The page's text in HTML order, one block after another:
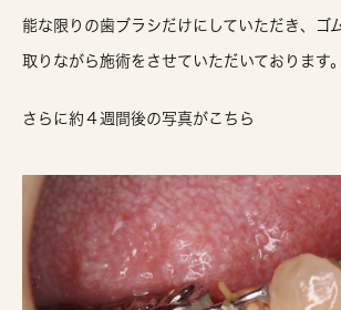
能な限りの歯ブラシだけにしていただき、ゴ
取りながら施術をさせていただいております。
さらに約４週間後の写真がこちら